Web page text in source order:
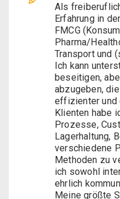
Als
Erfahrung in
FMCG
Pharma/
Transport und
Ich kann
beseitigen,
abzugeben,
effizienter und
Klienten habe
Prozesse,
Lagerhaltung,
verschiedene
Methoden zu
ich sowohl
ehrlich
Meine größte